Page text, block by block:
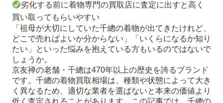
劣化する前に着物専門の買取店に査定に出すと高く
買い取ってもらいやすい
「祖母が大切にしていた千總の着物が出てきたけれど、
どこで売ればよいか分からない」「いくらになるか知り
たい」といった悩みを抱えている方もいるのではないで
しょうか。
京友禅の老舗・千總は470年以上の歴史を誇るブランド
です。千總の着物買取相場は、種類や状態によって大き
く異なるため、適切な業者を選ばないと本来の価値より